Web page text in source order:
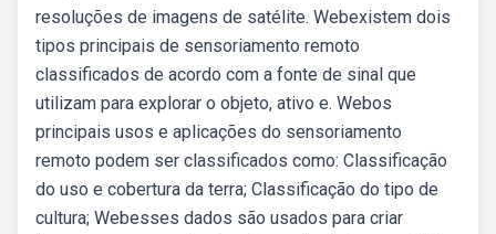
resoluções de imagens de satélite. Webexistem dois
tipos principais de sensoriamento remoto
classificados de acordo com a fonte de sinal que
utilizam para explorar o objeto, ativo e. Webos
principais usos e aplicações do sensoriamento
remoto podem ser classificados como: Classificação
do uso e cobertura da terra; Classificação do tipo de
cultura; Webesses dados são usados para criar